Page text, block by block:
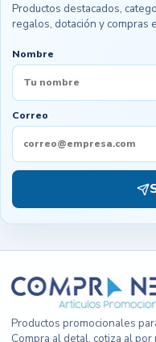
Productos destacados,
regalos, dotación y compras
Nombre
Correo
Productos promocionales
Compra al detal, cotiza al